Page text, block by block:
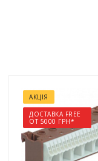
АКЦІЯ
ДОСТАВКА FREE
ОТ 5000 ГРН*